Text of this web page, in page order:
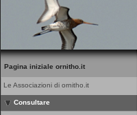
Pagina iniziale ornitho.it
Le Associazioni di ornitho.it
Consultare